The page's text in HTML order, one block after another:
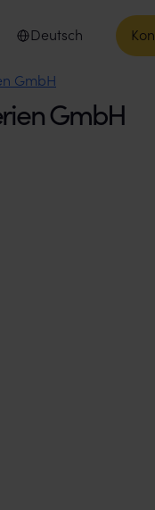
Unternehmen
Sprache auswählen
Deutsch
GmbH
GmbH